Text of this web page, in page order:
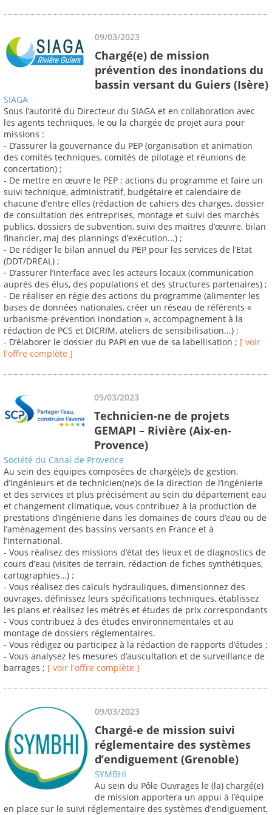
09/03/2023
Chargé(e) de mission
prévention des inondations du
bassin versant du Guiers (Isère)
SIAGA
Sous l’autorité du Directeur du SIAGA et en collaboration avec
les agents techniques, le ou la chargée de projet aura pour
missions :
- D’assurer la gouvernance du PEP (organisation et animation
des comités techniques, comités de pilotage et réunions de
concertation) ;
- De mettre en œuvre le PEP : actions du programme et faire un
suivi technique, administratif, budgétaire et calendaire de
chacune d’entre elles (rédaction de cahiers des charges, dossier
de consultation des entreprises, montage et suivi des marchés
publics, dossiers de subvention, suivi des maitres d’œuvre, bilan
financier, maj des plannings d’exécution...) ;
- De rédiger le bilan annuel du PEP pour les services de l’Etat
(DDT/DREAL) ;
- D’assurer l’interface avec les acteurs locaux (communication
auprès des élus, des populations et des structures partenaires) ;
- De réaliser en régie des actions du programme (alimenter les
bases de données nationales, créer un réseau de référents «
urbanisme-prévention inondation », accompagnement à la
rédaction de PCS et DICRIM, ateliers de sensibilisation...) ;
- D’élaborer le dossier du PAPI en vue de sa labellisation ; [ voir
l'offre complète ]
09/03/2023
Technicien-ne de projets
GEMAPI – Rivière (Aix-en-
Provence)
Société du Canal de Provence
Au sein des équipes composées de chargé(e)s de gestion,
d’ingénieurs et de technicien(ne)s de la direction de l’ingénierie
et des services et plus précisément au sein du département eau
et changement climatique, vous contribuez à la production de
prestations d’ingénierie dans les domaines de cours d’eau ou de
l’aménagement des bassins versants en France et à
l’international.
- Vous réalisez des missions d’état des lieux et de diagnostics de
cours d’eau (visites de terrain, rédaction de fiches synthétiques,
cartographies…) ;
- Vous réalisez des calculs hydrauliques, dimensionnez des
ouvrages, définissez leurs spécifications techniques, établissez
les plans et réalisez les métrés et études de prix correspondants
- Vous contribuez à des études environnementales et au
montage de dossiers réglementaires.
- Vous rédigez ou participez à la rédaction de rapports d’études ;
- Vous analysez les mesures d’auscultation et de surveillance de
barrages ; [ voir l'offre complète ]
09/03/2023
Chargé-e de mission suivi
réglementaire des systèmes
d’endiguement (Grenoble)
SYMBHI
Au sein du Pôle Ouvrages le (la) chargé(e)
de mission apportera un appui à l’équipe
en place sur le suivi réglementaire des systèmes d’endiguement,